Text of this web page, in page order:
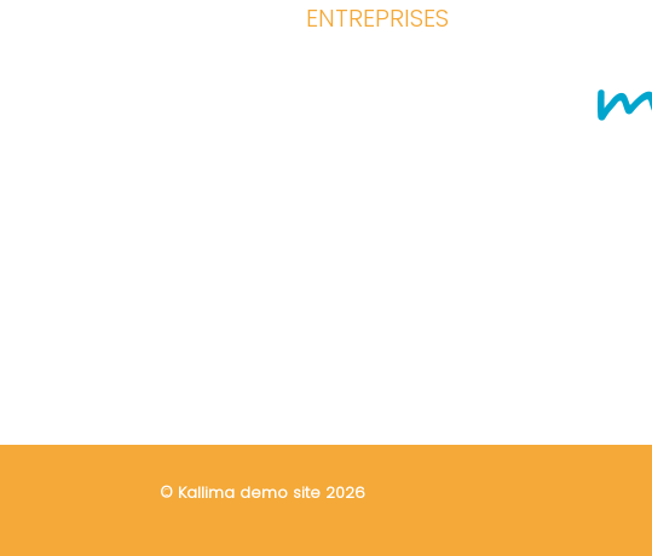
ENTREPRISES
© Kallima demo site 2026